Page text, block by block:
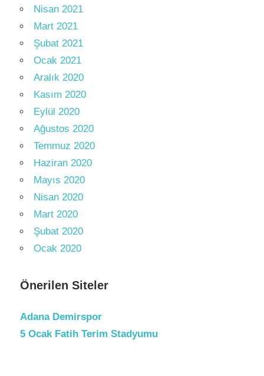
Nisan 2021
Mart 2021
Şubat 2021
Ocak 2021
Aralık 2020
Kasım 2020
Eylül 2020
Ağustos 2020
Temmuz 2020
Haziran 2020
Mayıs 2020
Nisan 2020
Mart 2020
Şubat 2020
Ocak 2020
Önerilen Siteler
Adana Demirspor
5 Ocak Fatih Terim Stadyumu